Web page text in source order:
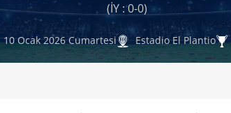
(İY : 0-0)
10 Ocak 2026 Cumartesi Estadio El Plantio